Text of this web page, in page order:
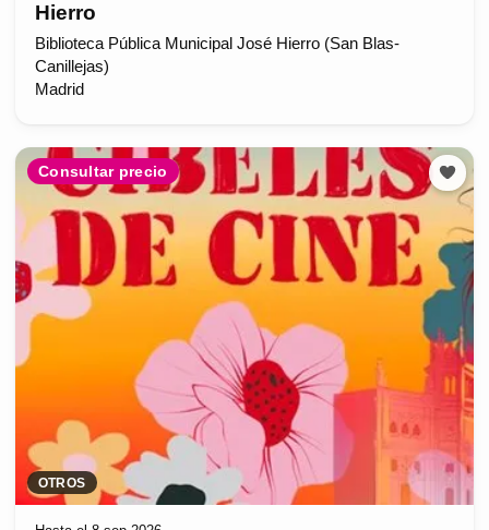
Hierro
Biblioteca Pública Municipal José Hierro (San Blas-
Canillejas)
Madrid
Consultar precio
OTROS